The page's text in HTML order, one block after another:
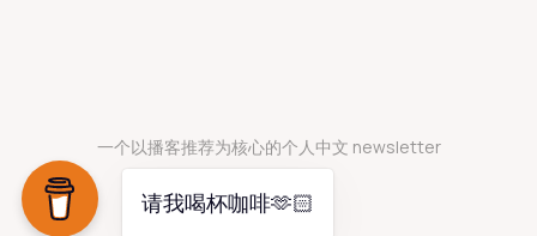
一个以播客推荐为核心的个人中文 newsletter
请我喝杯咖啡🫶🏻